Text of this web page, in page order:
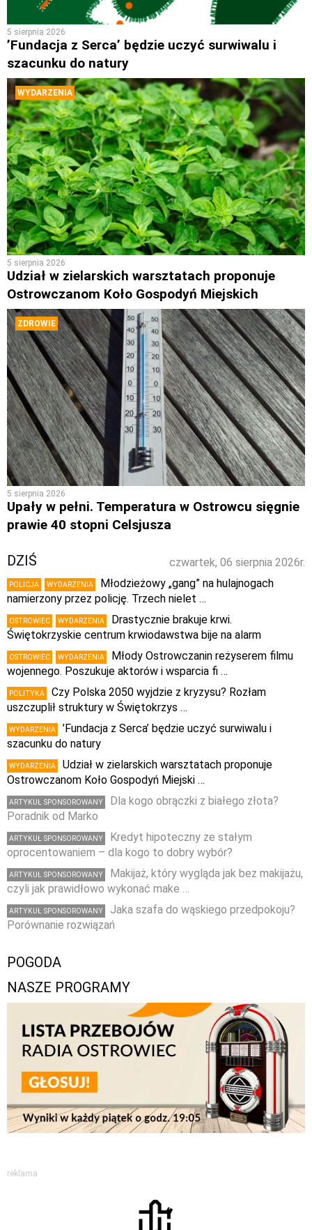
5 sierpnia 2026
’Fundacja z Serca’ będzie uczyć surwiwalu i
szacunku do natury
WYDARZENIA
5 sierpnia 2026
Udział w zielarskich warsztatach proponuje
Ostrowczanom Koło Gospodyń Miejskich
ZDROWIE
5 sierpnia 2026
Upały w pełni. Temperatura w Ostrowcu sięgnie
prawie 40 stopni Celsjusza
czwartek, 06 sierpnia 2026r.
DZIŚ
POLICJA WYDARZENIA
Młodzieżowy „gang” na hulajnogach
namierzony przez policję. Trzech nielet …
OSTROWIEC WYDARZENIA
Drastycznie brakuje krwi.
Świętokrzyskie centrum krwiodawstwa bije na alarm
OSTROWIEC WYDARZENIA
Młody Ostrowczanin reżyserem filmu
wojennego. Poszukuje aktorów i wsparcia fi …
POLITYKA
Czy Polska 2050 wyjdzie z kryzysu? Rozłam
uszczuplił struktury w Świętokrzys …
WYDARZENIA
’Fundacja z Serca’ będzie uczyć surwiwalu i
szacunku do natury
WYDARZENIA
Udział w zielarskich warsztatach proponuje
Ostrowczanom Koło Gospodyń Miejski …
ARTYKUŁ SPONSOROWANY
Dla kogo obrączki z białego złota?
Poradnik od Marko
ARTYKUŁ SPONSOROWANY
Kredyt hipoteczny ze stałym
oprocentowaniem – dla kogo to dobry wybór?
ARTYKUŁ SPONSOROWANY
Makijaż, który wygląda jak bez makijażu,
czyli jak prawidłowo wykonać make …
ARTYKUŁ SPONSOROWANY
Jaka szafa do wąskiego przedpokoju?
Porównanie rozwiązań
POGODA
NASZE PROGRAMY
reklama